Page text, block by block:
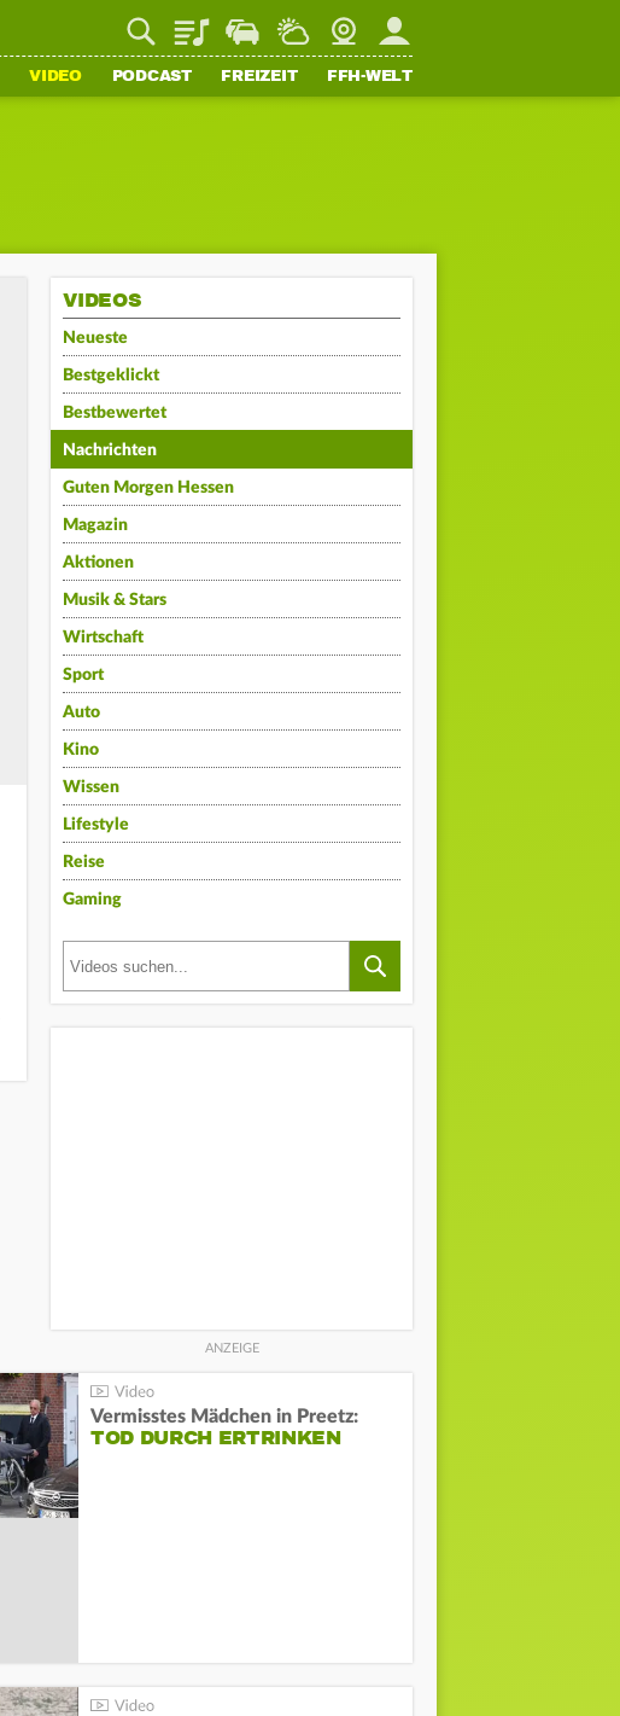
PlaylistStaupilotWetterWebcamMein FFH
VIDEO PODCAST FREIZEIT FFH-WELT
VIDEOS
Neueste
Bestgeklickt
Bestbewertet
Nachrichten
Guten Morgen Hessen
Magazin
Aktionen
Musik & Stars
Wirtschaft
Sport
Auto
Kino
Wissen
Lifestyle
Reise
Gaming
Vermisstes Mädchen in Preetz:
TOD DURCH ERTRINKEN